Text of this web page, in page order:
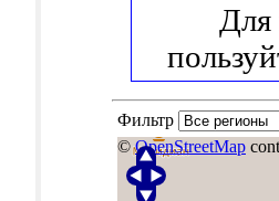
Для
Фильтр
©OpenStreetMap